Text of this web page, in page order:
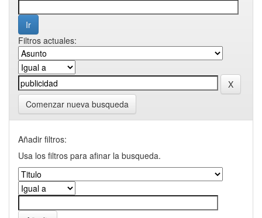
Filtros actuales:
Comenzar nueva busqueda
Añadir filtros:
Usa los filtros para afinar la busqueda.